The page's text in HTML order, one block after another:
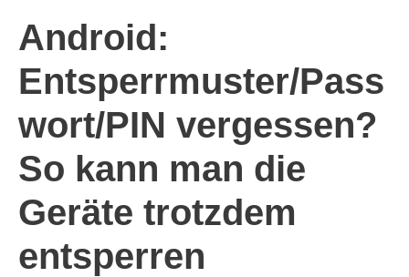
Android:
Entsperrmuster/Pass
wort/PIN vergessen?
So kann man die
Geräte trotzdem
entsperren